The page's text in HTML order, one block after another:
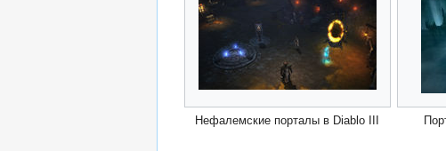
Нефалемские порталы в Diablo III